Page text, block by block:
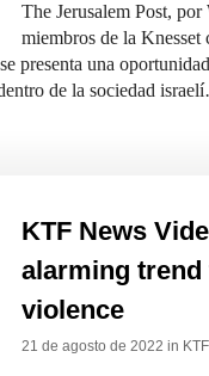
The Jerusalem Post,
miembros de la Knesset
presenta una
de la sociedad
KTF News
alarming
violence
21 de agosto de 2022 in